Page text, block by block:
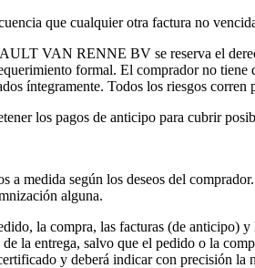
que cualquier otra factura no
VAN RENNE BV se reserva el
formal. El comprador no
íntegramente. Todos los riesgos corren
los pagos de anticipo para cubrir
a medida según los deseos del
alguna.
la compra, las facturas (de
la entrega, salvo que el pedido o la
y deberá indicar con precisión la